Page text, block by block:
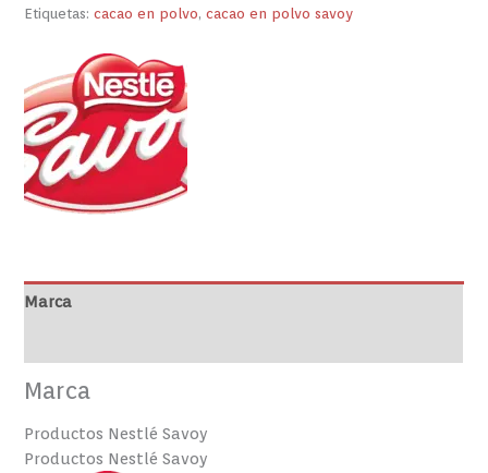
Etiquetas:cacao en polvo,cacao en polvo savoy
Marca
Marca
Productos Nestlé Savoy
Productos Nestlé Savoy